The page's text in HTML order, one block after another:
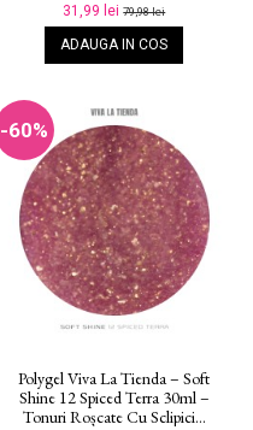
31,99 lei79,98 lei
ADAUGA IN COS
-60%
Polygel Viva La Tienda – Soft
Shine 12 Spiced Terra 30ml –
Tonuri Roșcate Cu Sclipici...